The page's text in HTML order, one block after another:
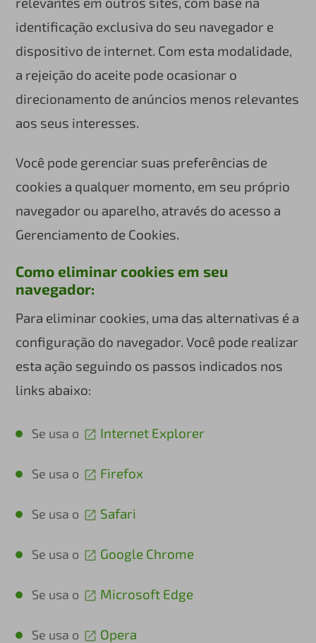
identificação exclusiva do seu navegador e
dispositivo de internet. Com esta modalidade,
a rejeição do aceite pode ocasionar o
direcionamento de anúncios menos relevantes
aos seus interesses.
Você pode gerenciar suas preferências de
cookies a qualquer momento, em seu próprio
navegador ou aparelho, através do acesso a
Gerenciamento de Cookies.
Como eliminar cookies em seu
navegador:
Para eliminar cookies, uma das alternativas é a
configuração do navegador. Você pode realizar
esta ação seguindo os passos indicados nos
links abaixo:
Se usa o Internet Explorer
Se usa o Firefox
Se usa o Safari
Se usa o Google Chrome
Se usa o Microsoft Edge
Se usa o Opera